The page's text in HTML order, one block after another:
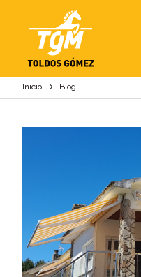
BLOG
Inicio Blog